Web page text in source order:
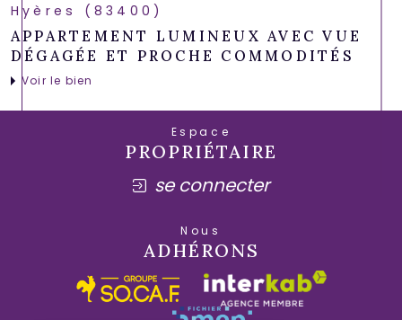
Hyères (83400)
APPARTEMENT LUMINEUX AVEC VUE
DÉGAGÉE ET PROCHE COMMODITÉS
Voir le bien
Espace
PROPRIÉTAIRE
se connecter
Nous
ADHÉRONS